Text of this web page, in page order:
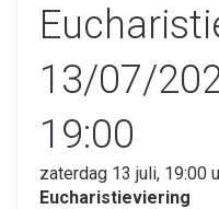
13/07/
19:00
zaterdag 13 juli, 19:00
Eucharistieviering